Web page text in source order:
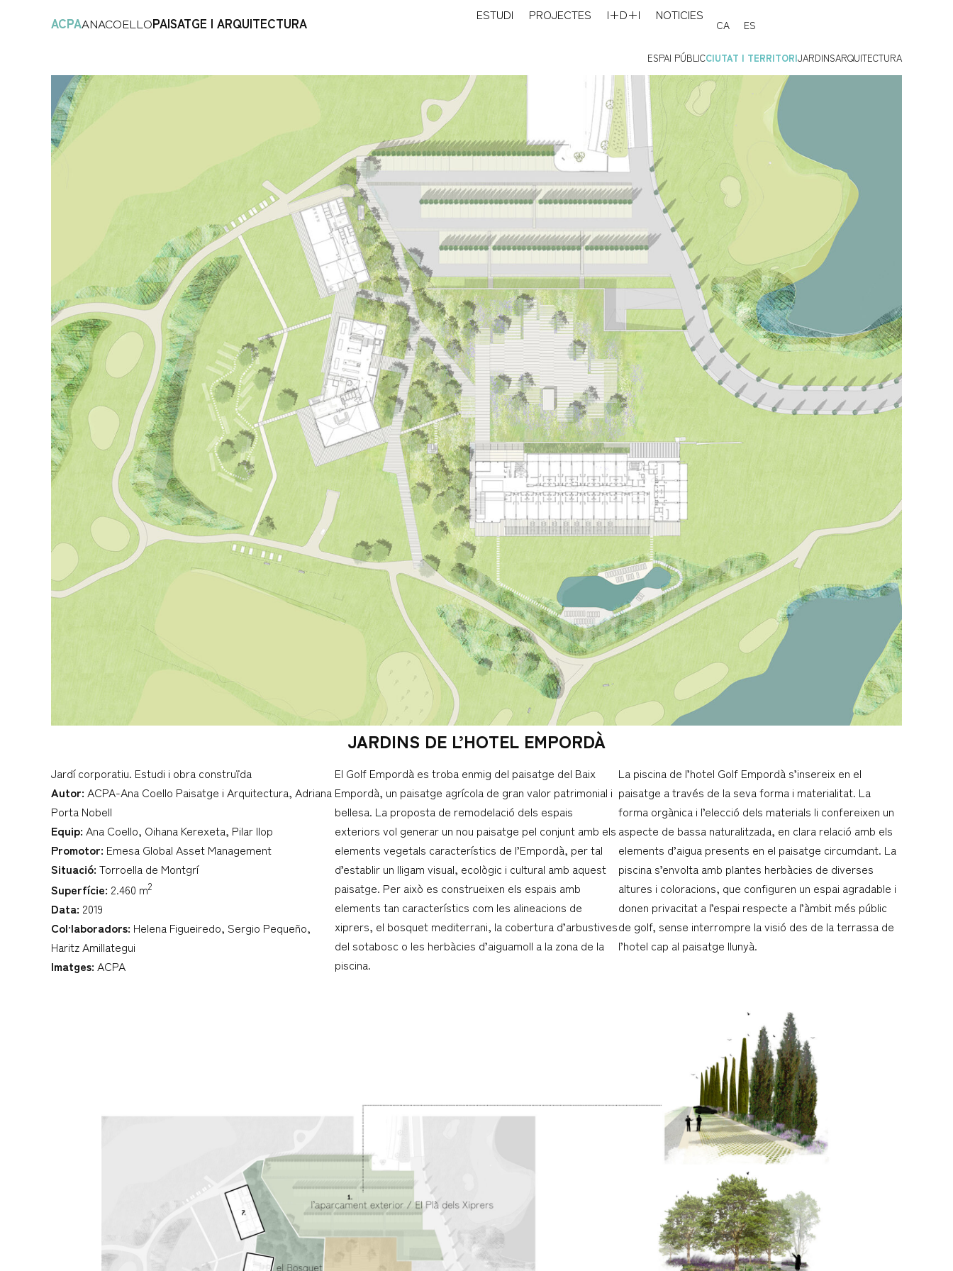
contingut
ACPAANACOELLOPAISATGE I ARQUITECTURA
ESTUDI PROJECTES I+D+I NOTICIES
CA ES
ESPAI PÚBLICCIUTAT I TERRITORIJARDINSARQUITECTURA
JARDINS DE L’HOTEL EMPORDÀ
Jardí corporatiu. Estudi i obra construïda
Autor: ACPA-Ana Coello Paisatge i Arquitectura, Adriana
Porta Nobell
Equip: Ana Coello, Oihana Kerexeta, Pilar llop
Promotor: Emesa Global Asset Management
Situació: Torroella de Montgrí
Superfície: 2.460 m2
Data: 2019
Col·laboradors: Helena Figueiredo, Sergio Pequeño,
Haritz Amillategui
Imatges: ACPA
El Golf Empordà es troba enmig del paisatge del Baix
Empordà, un paisatge agrícola de gran valor patrimonial i
bellesa. La proposta de remodelació dels espais
exteriors vol generar un nou paisatge pel conjunt amb els
elements vegetals característics de l’Empordà, per tal
d’establir un lligam visual, ecològic i cultural amb aquest
paisatge. Per això es construeixen els espais amb
elements tan característics com les alineacions de
xiprers, el bosquet mediterrani, la cobertura d’arbustives
del sotabosc o les herbàcies d’aiguamoll a la zona de la
piscina.
La piscina de l’hotel Golf Empordà s’insereix en el
paisatge a través de la seva forma i materialitat. La
forma orgànica i l’elecció dels materials li confereixen un
aspecte de bassa naturalitzada, en clara relació amb els
elements d’aigua presents en el paisatge circumdant. La
piscina s’envolta amb plantes herbàcies de diverses
altures i coloracions, que configuren un espai agradable i
donen privacitat a l’espai respecte a l’àmbit més públic
de golf, sense interrompre la visió des de la terrassa de
l’hotel cap al paisatge llunyà.